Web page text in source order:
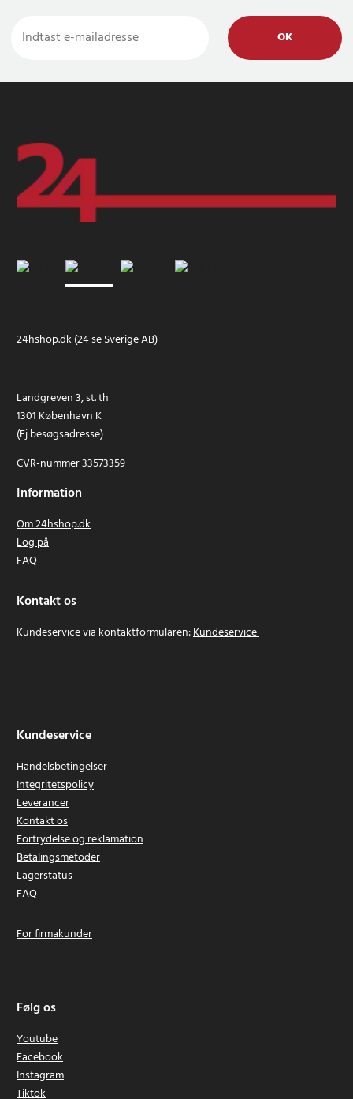
OK
24hshop.dk (24 se Sverige AB)
Landgreven 3, st. th
1301 København K
(Ej besøgsadresse)
CVR-nummer 33573359
Information
Om 24hshop.dk
Log på
FAQ
Kontakt os
Kundeservice via kontaktformularen:Kundeservice
Kundeservice
Handelsbetingelser
Integritetspolicy
Leverancer
Kontakt os
Fortrydelse og reklamation
Betalingsmetoder
Lagerstatus
FAQ
For firmakunder
Følg os
Youtube
Facebook
Instagram
Tiktok